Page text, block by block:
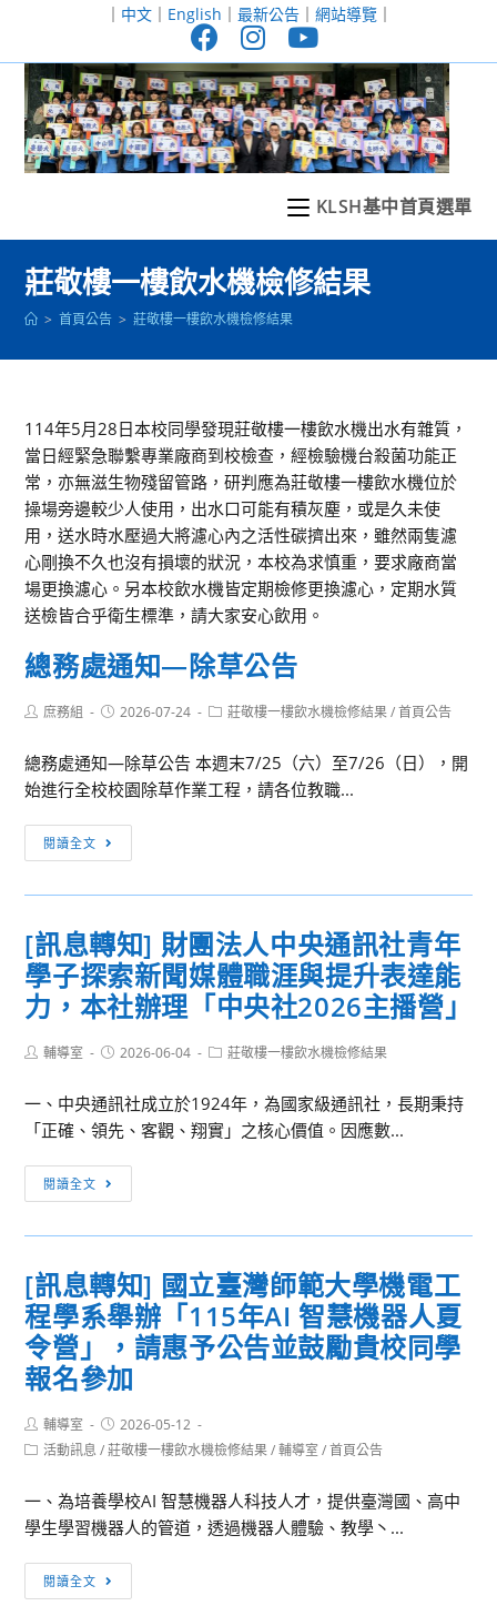
至
｜ 中文｜ English ｜ 最新公告｜ 網站導覽｜
KLSH基中首頁選單
莊敬樓一樓飲水機檢修結果
> 首頁公告 > 莊敬樓一樓飲水機檢修結果
114年5月28日本校同學發現莊敬樓一樓飲水機出水有雜質，
當日經緊急聯繫專業廠商到校檢查，經檢驗機台殺菌功能正
常，亦無滋生物殘留管路，研判應為莊敬樓一樓飲水機位於
操場旁邊較少人使用，出水口可能有積灰塵，或是久未使
用，送水時水壓過大將濾心內之活性碳擠出來，雖然兩隻濾
心剛換不久也沒有損壞的狀況，本校為求慎重，要求廠商當
場更換濾心。另本校飲水機皆定期檢修更換濾心，定期水質
送檢皆合乎衛生標準，請大家安心飲用。
總務處通知—除草公告
Post庶務組
Post2026-07-24
Post莊敬樓一樓飲水機檢修結果 / 首頁公告
總務處通知—除草公告 本週末7/25（六）至7/26（日），開
始進行全校校園除草作業工程，請各位教職...
閱讀全文
務
處
知
—
除
草
公
[訊息轉知] 財團法人中央通訊社青年
學子探索新聞媒體職涯與提升表達能
力，本社辦理「中央社2026主播營」
Post輔導室
Post2026-06-04
Post莊敬樓一樓飲水機檢修結果
一、中央通訊社成立於1924年，為國家級通訊社，長期秉持
「正確、領先、客觀、翔實」之核心價值。因應數...
閱讀全文
息
轉
財
團
法
人
中
央
通
社
青
子
[訊息轉知] 國立臺灣師範大學機電工
程學系舉辦「115年AI 智慧機器人夏
令營」，請惠予公告並鼓勵貴校同學
報名參加
Post
author:
輔導室
Post
published:
2026-05-12
Post活動訊息 / 莊敬樓一樓飲水機檢修結果 / 輔導室 / 首頁公告
一、為培養學校AI 智慧機器人科技人才，提供臺灣國、高中
學生學習機器人的管道，透過機器人體驗、教學丶...
閱讀全文
息